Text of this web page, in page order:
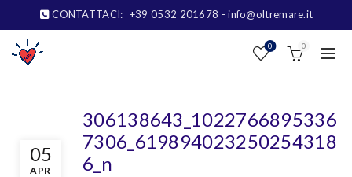
CONTATTACI: +39 0532 201678 - info@oltremare.it
0 0
05
APR
306138643_1022766895336
7306_619894023250254318
6_n